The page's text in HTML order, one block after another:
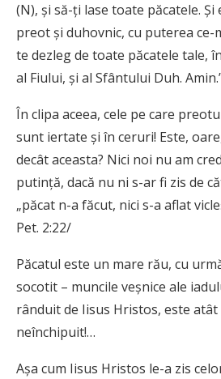
(N), și să-ți lase toate păcatele. Și
preot și duhovnic, cu puterea ce-
te dezleg de toate păcatele tale,
al Fiului, și al Sfântului Duh.
În clipa aceea, cele pe care
sunt iertate și în ceruri! Este,
decât aceasta? Nici noi nu am
putință, dacă nu ni s-ar fi zis de
„păcat n-a făcut, nici s-a aflat
Pet. 2:22/
Păcatul este un mare rău, cu
socotit – muncile veșnice ale
rânduit de Iisus Hristos, este atât
neînchipuit!…
Așa cum Iisus Hristos le-a zis